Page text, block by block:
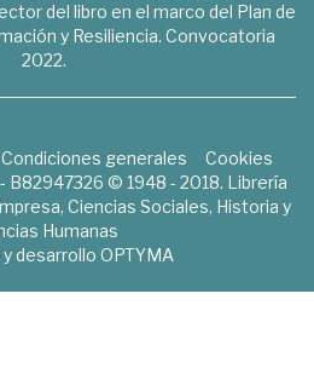
del libro en el marco del Plan de
y Resiliencia. Convocatoria
2022.
Condiciones generales
Cookies
B82947326 © 1948 - 2018. Librería
Ciencias Sociales, Historia y
Humanas
desarrollo OPTYMA